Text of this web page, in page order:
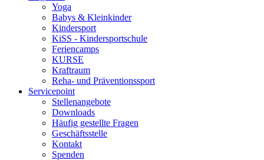
Yoga
Babys & Kleinkinder
Kindersport
KiSS - Kindersportschule
Feriencamps
KURSE
Kraftraum
Reha- und Präventionssport
Servicepoint
Stellenangebote
Downloads
Häufig gestellte Fragen
Geschäftsstelle
Kontakt
Spenden